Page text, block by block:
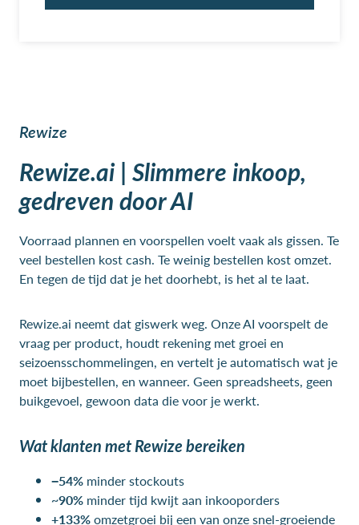
Rewize
Rewize.ai | Slimmere inkoop,
gedreven door AI
Voorraad plannen en voorspellen voelt vaak als gissen. Te
veel bestellen kost cash. Te weinig bestellen kost omzet.
En tegen de tijd dat je het doorhebt, is het al te laat.
Rewize.ai neemt dat giswerk weg. Onze AI voorspelt de
vraag per product, houdt rekening met groei en
seizoensschommelingen, en vertelt je automatisch wat je
moet bijbestellen, en wanneer. Geen spreadsheets, geen
buikgevoel, gewoon data die voor je werkt.
Wat klanten met Rewize bereiken
−54% minder stockouts
~90% minder tijd kwijt aan inkooporders
+133%omzetgroei bij een van onze snel-groeiende